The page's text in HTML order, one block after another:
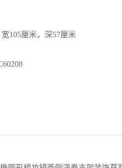
105厘米，深57厘米